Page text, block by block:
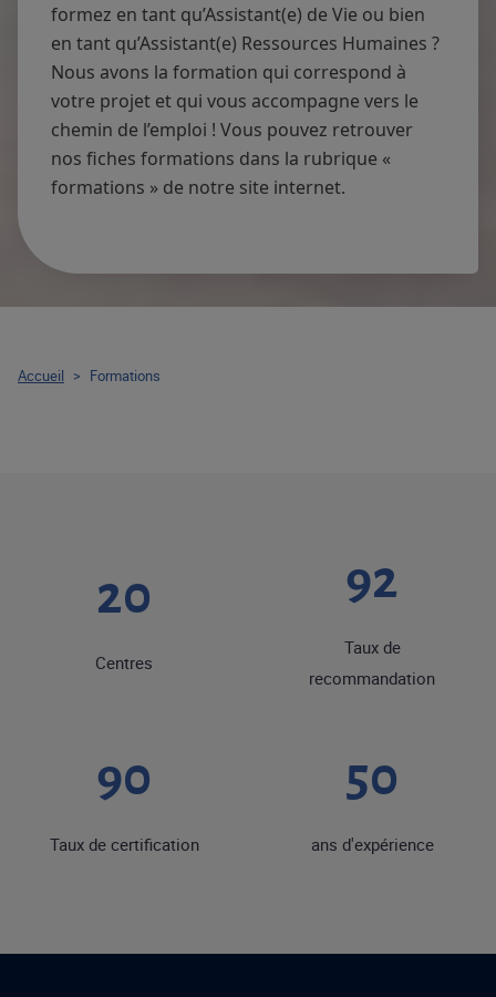
formez en tant qu’Assistant(e) de Vie ou bien
en tant qu’Assistant(e) Ressources Humaines ?
Nous avons la formation qui correspond à
votre projet et qui vous accompagne vers le
chemin de l’emploi ! Vous pouvez retrouver
nos fiches formations dans la rubrique «
formations » de notre site internet.
20
Centres
92
Taux de
recommandation
90
Taux de certification
50
ans d'expérience
Accueil > Formations